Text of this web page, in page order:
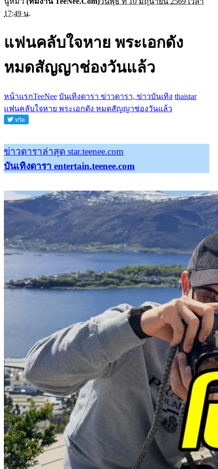
17:49 น.
แฟนคลับใจหาย พระเอกดัง
หมดสัญญาช่องวันแล้ว
หน้าแรกTeeNee บันเทิงดารา ข่าวดารา, ข่าวบันเทิง thaistar
แฟนคลับใจหาย พระเอกดัง หมดสัญญาช่องวันแล้ว
ข่าวดาราล่าสุด star.teenee.com
บันเทิงดารา entertain.teenee.com